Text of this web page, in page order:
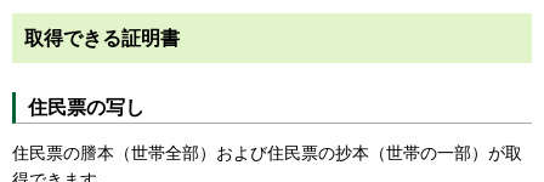
取得できる証明書
住民票の写し
住民票の謄本（世帯全部）および住民票の抄本（世帯の一部）が取